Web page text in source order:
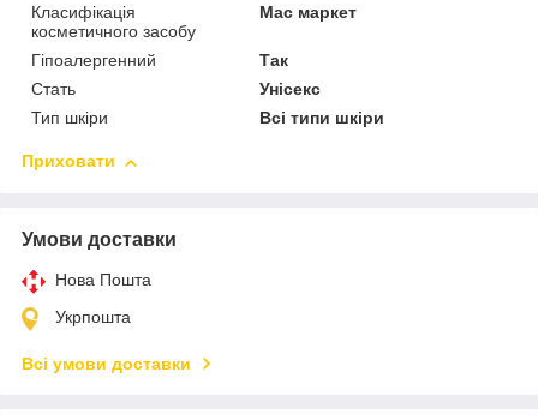
Класифікація
косметичного засобу
Мас маркет
Гіпоалергенний
Так
Стать
Унісекс
Тип шкіри
Всі типи шкіри
Приховати
Умови доставки
Нова Пошта
Укрпошта
Всі умови доставки